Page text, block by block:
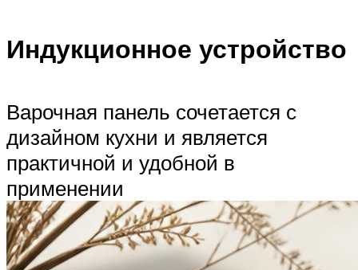
Индукционное устройство
Варочная панель сочетается с
дизайном кухни и является
практичной и удобной в
применении